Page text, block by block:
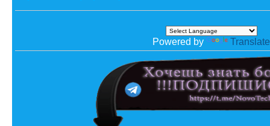
Powered by Translate